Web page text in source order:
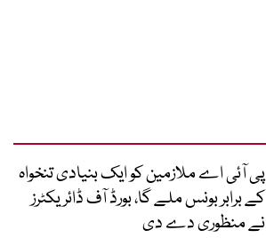
پی آئی اے ملازمین کو ایک بنیادی تنخواہ
کے برابر بونس ملے گا، بورڈ آف ڈائریکٹرز
نے منظوری دے دی